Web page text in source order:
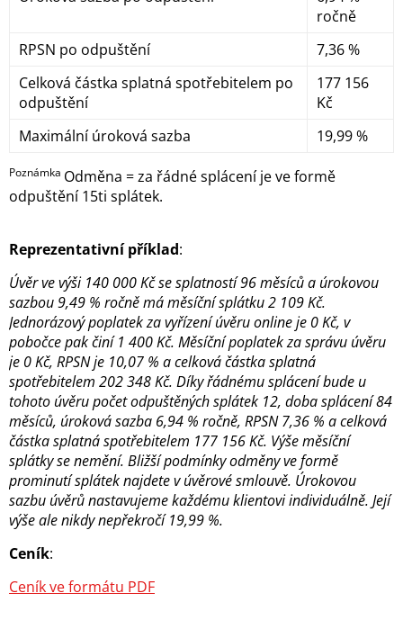
ročně
RPSN po odpuštění
7,36 %
Celková částka splatná spotřebitelem po
odpuštění
177 156
Kč
Maximální úroková sazba
19,99 %
Poznámka Odměna = za řádné splácení je ve formě
odpuštění 15ti splátek.
Reprezentativní příklad:
Úvěr ve výši 140 000 Kč se splatností 96 měsíců a úrokovou
sazbou 9,49 % ročně má měsíční splátku 2 109 Kč.
Jednorázový poplatek za vyřízení úvěru online je 0 Kč, v
pobočce pak činí 1 400 Kč. Měsíční poplatek za správu úvěru
je 0 Kč, RPSN je 10,07 % a celková částka splatná
spotřebitelem 202 348 Kč. Díky řádnému splácení bude u
tohoto úvěru počet odpuštěných splátek 12, doba splácení 84
měsíců, úroková sazba 6,94 % ročně, RPSN 7,36 % a celková
částka splatná spotřebitelem 177 156 Kč. Výše měsíční
splátky se nemění. Bližší podmínky odměny ve formě
prominutí splátek najdete v úvěrové smlouvě. Úrokovou
sazbu úvěrů nastavujeme každému klientovi individuálně. Její
výše ale nikdy nepřekročí 19,99 %.
Ceník:
Ceník ve formátu PDF